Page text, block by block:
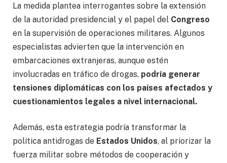
La medida plantea interrogantes sobre la extensión
de la autoridad presidencial y el papel del Congreso
en la supervisión de operaciones militares. Algunos
especialistas advierten que la intervención en
embarcaciones extranjeras, aunque estén
involucradas en tráfico de drogas, podría generar
tensiones diplomáticas con los países afectados y
cuestionamientos legales a nivel internacional.
Además, esta estrategia podría transformar la
política antidrogas de Estados Unidos, al priorizar la
fuerza militar sobre métodos de cooperación y